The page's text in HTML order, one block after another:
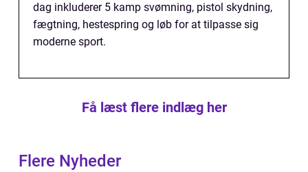
dag inkluderer 5 kamp svømning, pistol skydning,
fægtning, hestespring og løb for at tilpasse sig
moderne sport.
Få læst flere indlæg her
Flere Nyheder